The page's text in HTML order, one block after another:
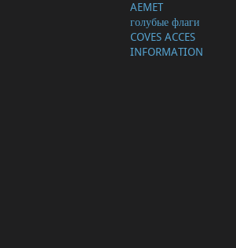
AEMET
голубые флаги
COVES ACCES
INFORMATION